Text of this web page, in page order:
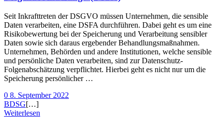
Seit Inkrafttreten der DSGVO müssen Unternehmen, die sensible
Daten verarbeiten, eine DSFA durchführen. Dabei geht es um eine
Risikobewertung bei der Speicherung und Verarbeitung sensibler
Daten sowie sich daraus ergebender Behandlungsmaßnahmen.
Unternehmen, Behörden und andere Institutionen, welche sensible
und persönliche Daten verarbeiten, sind zur Datenschutz-
Folgenabschätzung verpflichtet. Hierbei geht es nicht nur um die
Speicherung persönlicher …
0 8. September 2022
BDSG[…]
Weiterlesen